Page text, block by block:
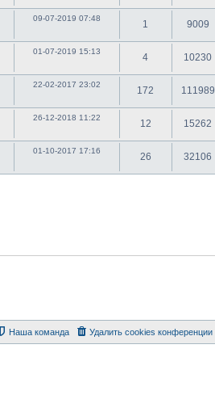
09-07-2019 07:48
1 9009
01-07-2019 15:13
4 10230
22-02-2017 23:02
172 111989
26-12-2018 11:22
12 15262
01-10-2017 17:16
26 32106
Удалить cookies конференции
Наша команда